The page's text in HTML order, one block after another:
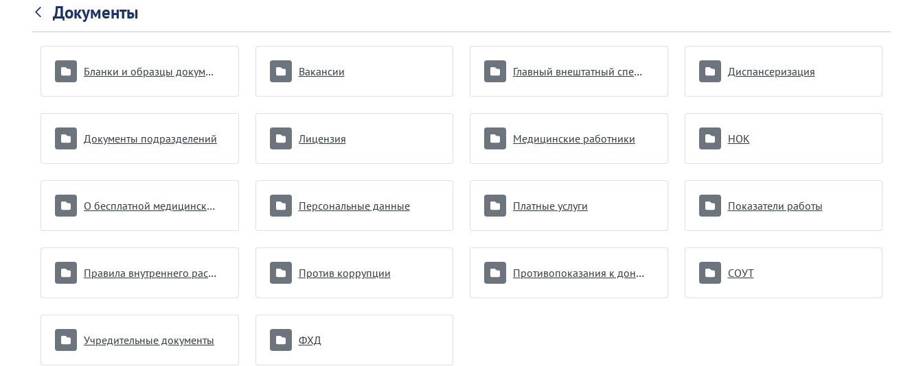
Документы
Бланки и образцы документов Вакансии Главный внештатный специалист Диспансеризация
Документы подразделений Лицензия Медицинские работники НОК
О бесплатной медицинской помощи Персональные данные Платные услуги Показатели работы
Правила внутреннего распорядка для потребителей услуг Против коррупции Противопоказания к донорству СОУТ
Учредительные документы ФХД